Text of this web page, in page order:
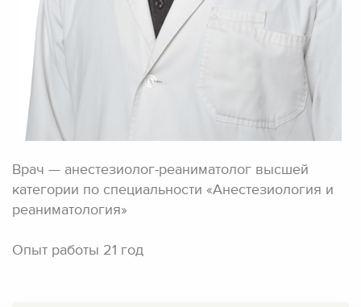
Врач — анестезиолог-реаниматолог высшей
категории по специальности «Анестезиология и
реаниматология»
Опыт работы 21 год